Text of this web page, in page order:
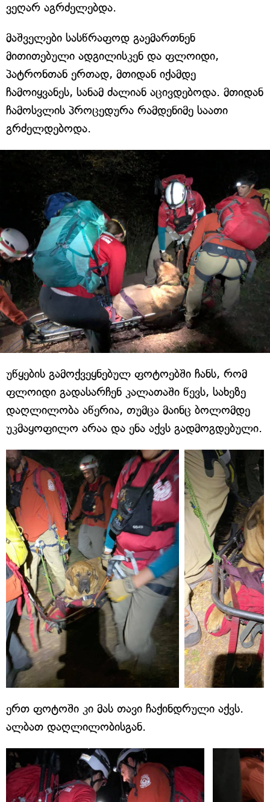
ვეღარ აგრძელებდა.
მაშველები სასწრაფოდ გაემართნენ
მითითებული ადგილისკენ და ფლოიდი,
პატრონთან ერთად, მთიდან იქამდე
ჩამოიყვანეს, სანამ ძალიან აცივდებოდა. მთიდან
ჩამოსვლის პროცედურა რამდენიმე საათი
გრძელდებოდა.
უწყების გამოქვეყნებულ ფოტოებში ჩანს, რომ
ფლოიდი გადასარჩენ კალათაში წევს, სახეზე
დაღლილობა აწერია, თუმცა მაინც ბოლომდე
უკმაყოფილო არაა და ენა აქვს გადმოგდებული.
ერთ ფოტოში კი მას თავი ჩაქინდრული აქვს.
ალბათ დაღლილობისგან.